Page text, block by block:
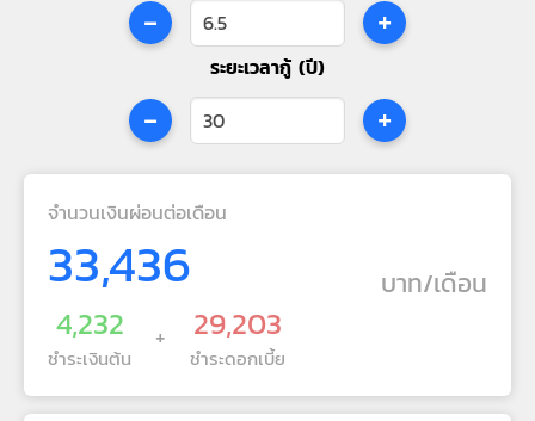
- +
ระยะเวลากู้ (ปี)
- +
จำนวนเงินผ่อนต่อเดือน
33,436 บาท/เดือน
4,232
ชำระเงินต้น
+ 29,203
ชำระดอกเบี้ย